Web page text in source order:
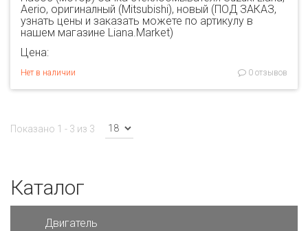
Aerio, оригиналный (Mitsubishi), новый (ПОД ЗАКАЗ,
узнать цены и заказать можете по артикулу в
нашем магазине Liana.Market)
Цена:
Нет в наличии 0 отзывов
Показано 1 - 3 из 3
Каталог
Двигатель